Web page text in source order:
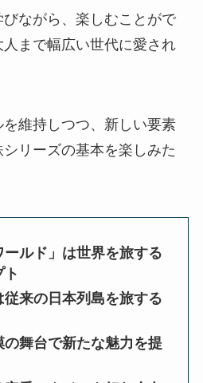
ながら、楽しむことがで
まで幅広い世代に愛され
維持しつつ、新しい要素
リーズの基本を楽しみた
ールド」は世界を旅する
従来の日本列島を旅する
舞台で新たな魅力を提